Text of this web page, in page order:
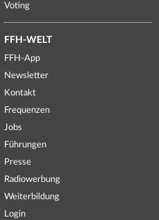
Voting
FFH-WELT
FFH-App
Newsletter
Kontakt
Frequenzen
Jobs
Führungen
Presse
Radiowerbung
Weiterbildung
Login